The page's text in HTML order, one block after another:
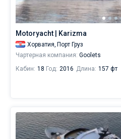
Motoryacht | Karizma
Хорватия, Порт Груз
Чартерная компания: Goolets
Кабин: 18 Год: 2016 Длина: 157 фт